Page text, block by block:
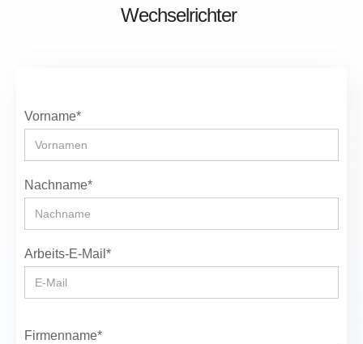
Wechselrichter
Vorname*
Nachname*
Arbeits-E-Mail*
Firmenname*